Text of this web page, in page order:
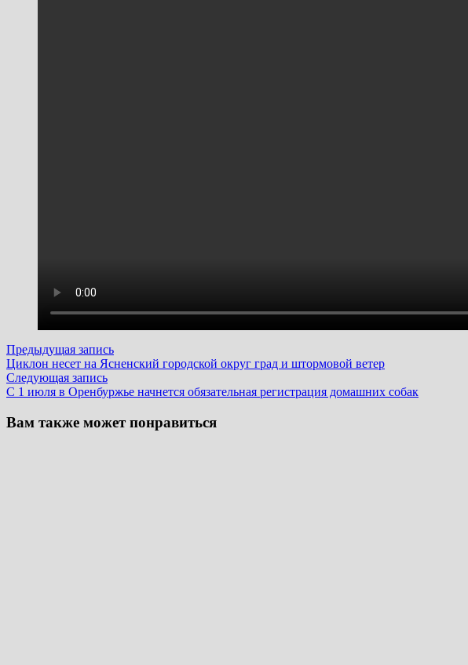
Навигация
по
записям
Предыдущая записьПредыдущая
запись:
Циклон несет на Ясненский городской округ град и штормовой ветер
Следующая записьСледующая
запись:
С 1 июля в Оренбуржье начнется обязательная регистрация домашних собак
Вам также может понравиться